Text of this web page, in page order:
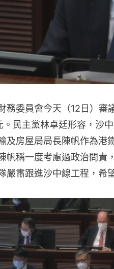
務委員會今天（12日）審
。民主黨林卓廷形容，沙
及房屋局局長陳帆作為港
帆稱一度考慮過政治問責
嚴肅跟進沙中線工程，希